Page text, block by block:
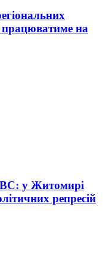
працюватиме на
у Житомирі
репресій